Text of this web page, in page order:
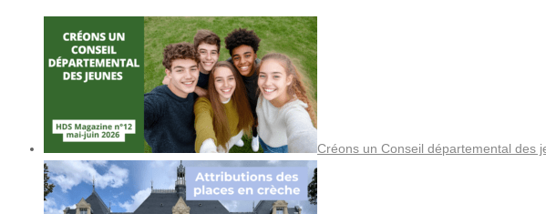
Créons un Conseil départemental des